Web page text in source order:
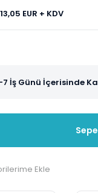
13,05 EUR + KDV
İş Günü İçerisinde